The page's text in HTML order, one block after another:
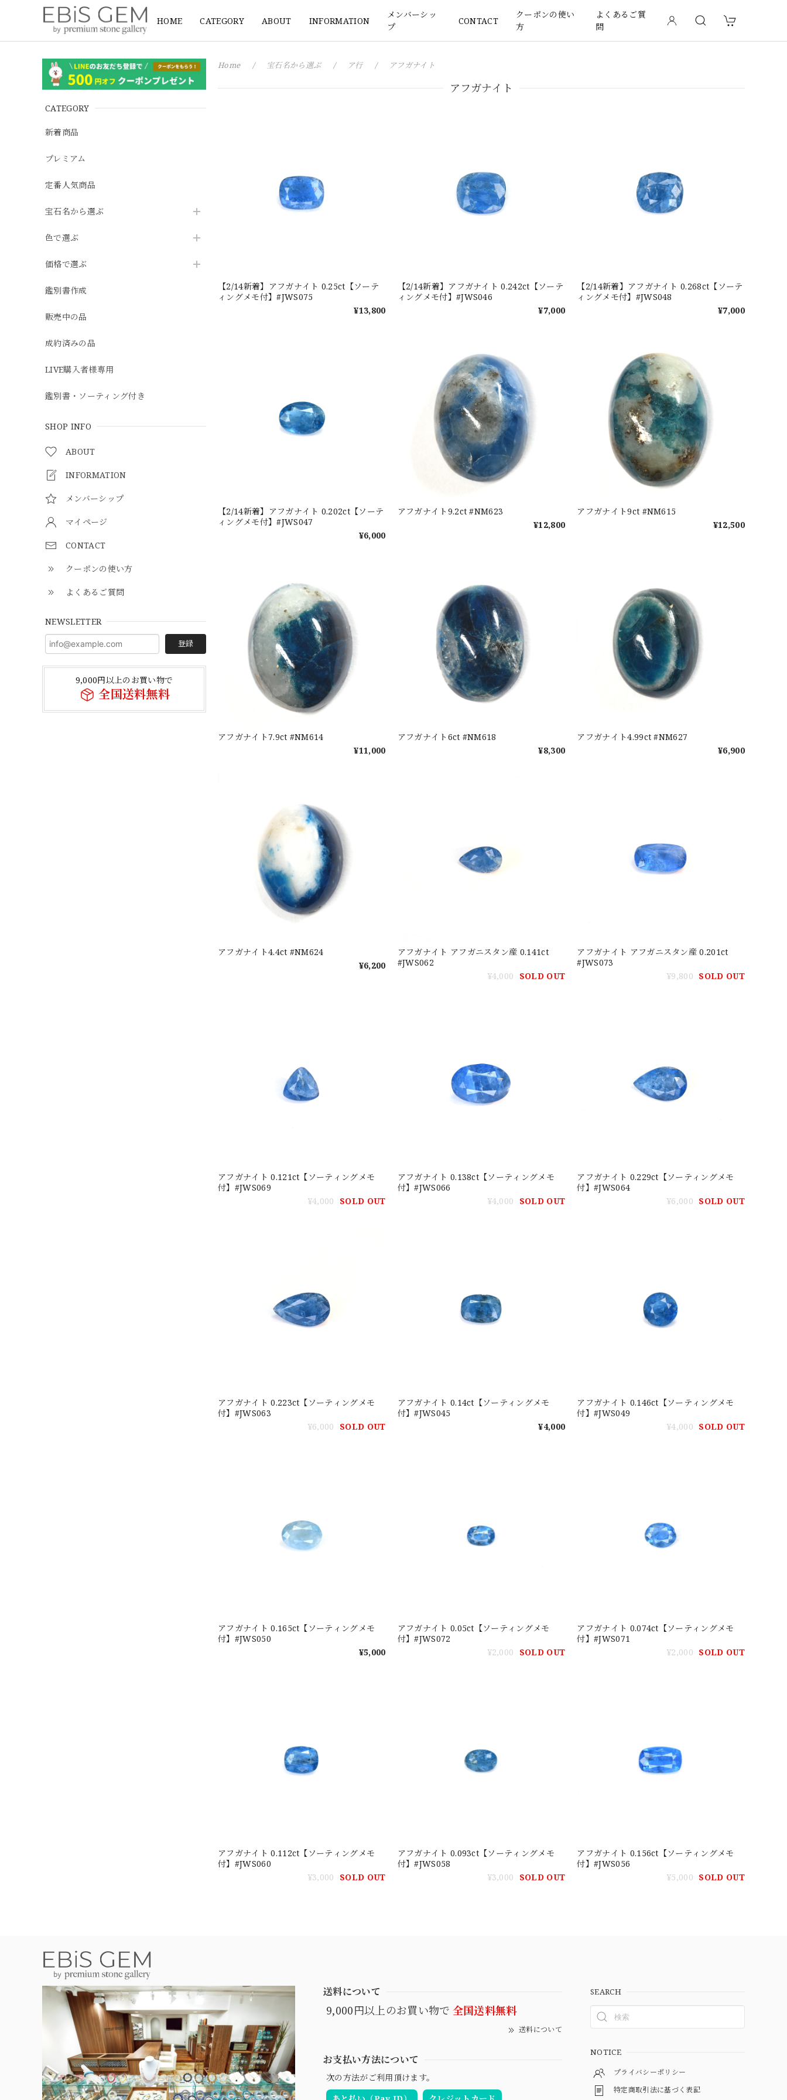
HOME CATEGORY ABOUT INFORMATION
メンバーシッ
プ
CONTACT
クーポンの使い
方
よくあるご質
問
CATEGORY
新着商品
プレミアム
定番人気商品
宝石名から選ぶ
色で選ぶ
価格で選ぶ
鑑別書作成
販売中の品
成約済みの品
LIVE購入者様専用
鑑別書・ソーティング付き
SHOP INFO
ABOUT
INFORMATION
メンバーシップ
マイページ
CONTACT
クーポンの使い方
よくあるご質問
NEWSLETTER
登録
9,000円以上のお買い物で
全国送料無料
Home 宝石名から選ぶ ア行 アフガナイト
アフガナイト
【2/14新着】アフガナイト 0.25ct【ソーテ
ィングメモ付】#JWS075
¥13,800
【2/14新着】アフガナイト 0.242ct【ソーテ
ィングメモ付】#JWS046
¥7,000
【2/14新着】アフガナイト 0.268ct【ソーテ
ィングメモ付】#JWS048
¥7,000
【2/14新着】アフガナイト 0.202ct【ソーテ
ィングメモ付】#JWS047
¥6,000
アフガナイト9.2ct #NM623
¥12,800
アフガナイト9ct #NM615
¥12,500
アフガナイト7.9ct #NM614
¥11,000
アフガナイト6ct #NM618
¥8,300
アフガナイト4.99ct #NM627
¥6,900
アフガナイト4.4ct #NM624
¥6,200
アフガナイト アフガニスタン産 0.141ct
#JWS062
¥4,000
SOLD OUT
アフガナイト アフガニスタン産 0.201ct
#JWS073
¥9,800 SOLD OUT
アフガナイト 0.121ct【ソーティングメモ
付】#JWS069
¥4,000
SOLD OUT
アフガナイト 0.138ct【ソーティングメモ
付】#JWS066
¥4,000
SOLD OUT
アフガナイト 0.229ct【ソーティングメモ
付】#JWS064
¥6,000 SOLD OUT
アフガナイト 0.223ct【ソーティングメモ
付】#JWS063
¥6,000
SOLD OUT
アフガナイト 0.14ct【ソーティングメモ
付】#JWS045
¥4,000
アフガナイト 0.146ct【ソーティングメモ
付】#JWS049
¥4,000 SOLD OUT
アフガナイト 0.165ct【ソーティングメモ
付】#JWS050
¥5,000
アフガナイト 0.05ct【ソーティングメモ
付】#JWS072
¥2,000
SOLD OUT
アフガナイト 0.074ct【ソーティングメモ
付】#JWS071
¥2,000 SOLD OUT
アフガナイト 0.112ct【ソーティングメモ
付】#JWS060
¥3,000
SOLD OUT
アフガナイト 0.093ct【ソーティングメモ
付】#JWS058
¥3,000
SOLD OUT
アフガナイト 0.156ct【ソーティングメモ
付】#JWS056
¥5,000 SOLD OUT
送料について
9,000円以上のお買い物で 全国送料無料
送料について
お支払い方法について
次の方法がご利用頂けます。
SEARCH
NOTICE
プライバシーポリシー
特定商取引法に基づく表記